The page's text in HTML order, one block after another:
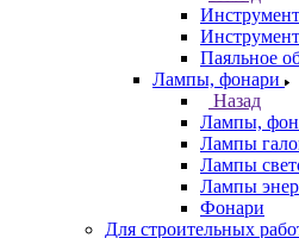
Инструмент
Паяльное
Лампы, фонари
Назад
Лампы,
Лампы
Лампы
Лампы
Фонари
Для строительных